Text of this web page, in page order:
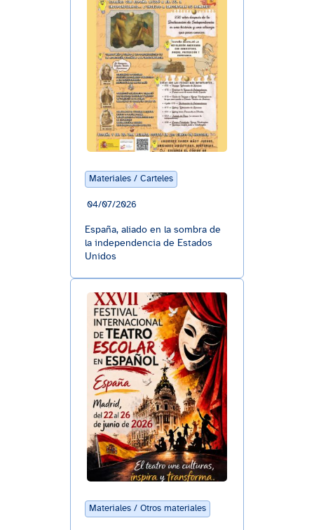
Materiales / Carteles
04/07/2026
España, aliado en la sombra de
la independencia de Estados
Unidos
Materiales / Otros materiales